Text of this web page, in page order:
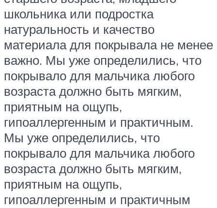
школьника или подростка
натуральность и качество
материала для покрывала не менее
важно. Мы уже определились, что
покрывало для мальчика любого
возраста должно быть мягким,
приятным на ощупь,
гипоаллергенным и практичным.
Мы уже определились, что
покрывало для мальчика любого
возраста должно быть мягким,
приятным на ощупь,
гипоаллергенным и практичным